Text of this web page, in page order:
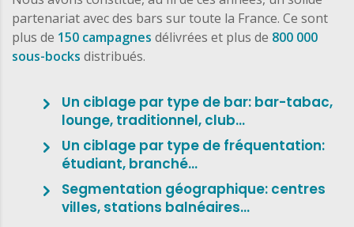
partenariat avec des bars sur toute la France. Ce sont
plus de 150 campagnes délivrées et plus de 800 000
sous-bocks distribués.
Un ciblage par type de bar: bar-tabac,
lounge, traditionnel, club…
Un ciblage par type de fréquentation:
étudiant, branché…
Segmentation géographique: centres
villes, stations balnéaires…